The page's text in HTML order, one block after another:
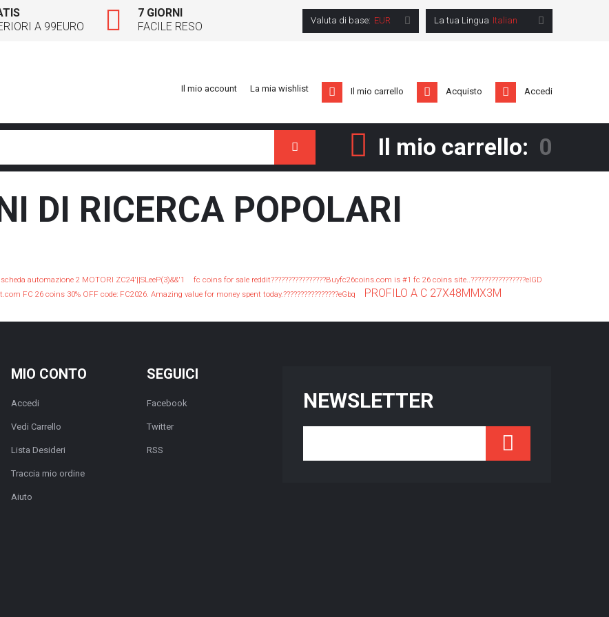
A 99EURO
7 GIORNI
FACILE RESO
La tua Lingua Italian
Valuta di base: EUR
Il mio account La mia wishlist Il mio carrello Acquisto Accedi
Il mio carrello: 0
DI RICERCA POPOLARI
scheda automazione 2 MOTORI ZC24'||SLeeP(3)&&'1 fc coins for sale reddit????????????????Buyfc26coins.com is #1 fc 26 coins site..????????????????eIGD
FC 26 coins 30% OFF code: FC2026. Amazing value for money spent today.????????????????eGbq PROFILO A C 27X48MMX3M
MIO CONTO
Accedi
Vedi Carrello
Lista Desideri
Traccia mio ordine
Aiuto
SEGUICI
Facebook
Twitter
RSS
NEWSLETTER